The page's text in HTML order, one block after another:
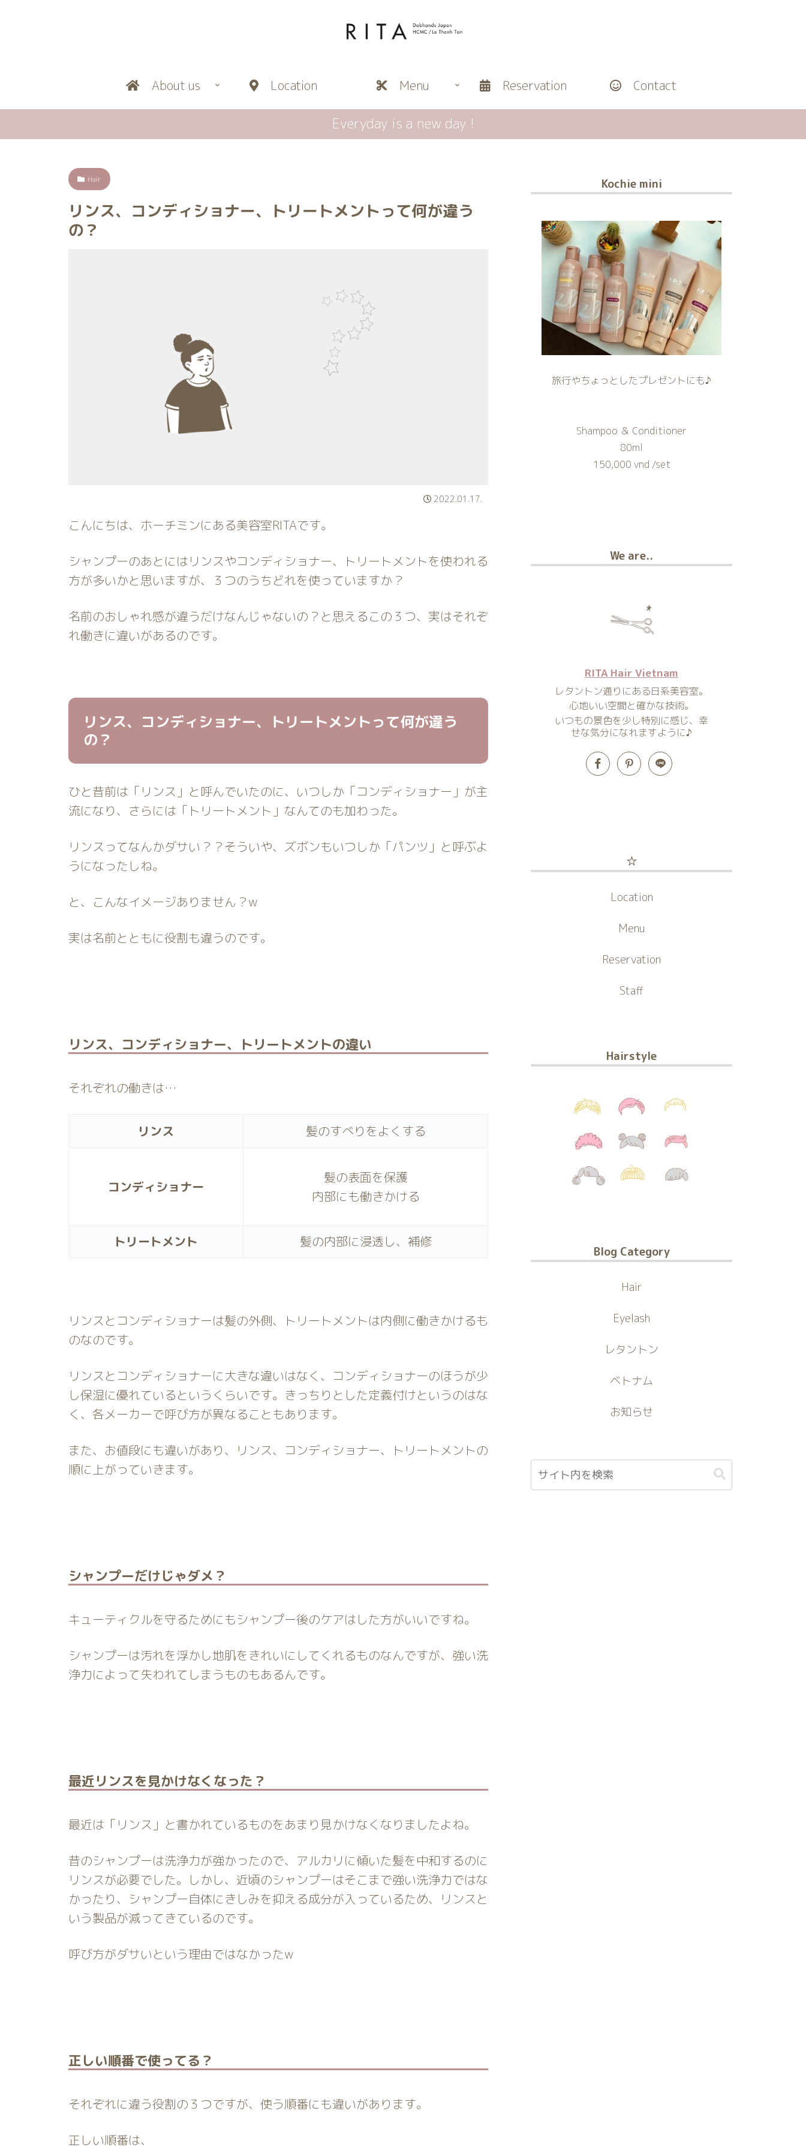
About us Location Menu Reservation Contact
Everyday is a new day !
Hair
リンス、コンディショナー、トリートメントって何が違う
の？
2022.01.17.
こんにちは、ホーチミンにある美容室RITAです。
シャンプーのあとにはリンスやコンディショナー、トリートメントを使われる
方が多いかと思いますが、３つのうちどれを使っていますか？
名前のおしゃれ感が違うだけなんじゃないの？と思えるこの３つ、実はそれぞ
れ働きに違いがあるのです。
リンス、コンディショナー、トリートメントって何が違う
の？
ひと昔前は「リンス」と呼んでいたのに、いつしか「コンディショナー」が主
流になり、さらには「トリートメント」なんてのも加わった。
リンスってなんかダサい？？そういや、ズボンもいつしか「パンツ」と呼ぶよ
うになったしね。
と、こんなイメージありません？w
実は名前とともに役割も違うのです。
リンス、コンディショナー、トリートメントの違い
それぞれの働きは…
リンス 髪のすべりをよくする
コンディショナー
髪の表面を保護
内部にも働きかける
トリートメント 髪の内部に浸透し、補修
リンスとコンディショナーは髪の外側、トリートメントは内側に働きかけるも
のなのです。
リンスとコンディショナーに大きな違いはなく、コンディショナーのほうが少
し保湿に優れているというくらいです。きっちりとした定義付けというのはな
く、各メーカーで呼び方が異なることもあります。
また、お値段にも違いがあり、リンス、コンディショナー、トリートメントの
順に上がっていきます。
シャンプーだけじゃダメ？
キューティクルを守るためにもシャンプー後のケアはした方がいいですね。
シャンプーは汚れを浮かし地肌をきれいにしてくれるものなんですが、強い洗
浄力によって失われてしまうものもあるんです。
最近リンスを見かけなくなった？
最近は「リンス」と書かれているものをあまり見かけなくなりましたよね。
昔のシャンプーは洗浄力が強かったので、アルカリに傾いた髪を中和するのに
リンスが必要でした。しかし、近頃のシャンプーはそこまで強い洗浄力ではな
かったり、シャンプー自体にきしみを抑える成分が入っているため、リンスと
いう製品が減ってきているのです。
呼び方がダサいという理由ではなかったw
正しい順番で使ってる？
それぞれに違う役割の３つですが、使う順番にも違いがあります。
正しい順番は、
Kochie mini
旅行やちょっとしたプレゼントにも♪
Shampoo ＆ Conditioner
80ml
150,000 vnd /set
We are..
RITA Hair Vietnam
レタントン通りにある日系美容室。
心地いい空間と確かな技術。
いつもの景色を少し特別に感じ、幸
せな気分になれますように♪
☆
Location
Menu
Reservation
Staff
Hairstyle
Blog Category
Hair
Eyelash
レタントン
ベトナム
お知らせ